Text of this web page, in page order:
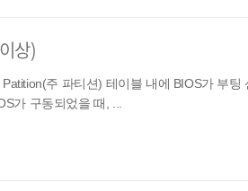
상)
주 파티션) 테이블 내에 BIOS가 부팅
가 구동되었을 때, ...